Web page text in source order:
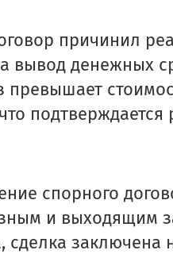
причинил
вывод денежных
подтверждается
спорного
и выходящим
сделка заключена